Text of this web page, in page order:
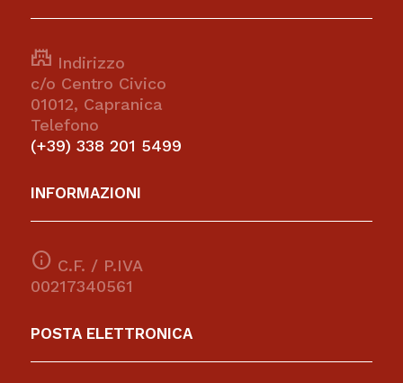
castle Indirizzo
c/o Centro Civico
01012, Capranica
Telefono
(+39) 338 201 5499
INFORMAZIONI
info C.F. / P.IVA
00217340561
POSTA ELETTRONICA